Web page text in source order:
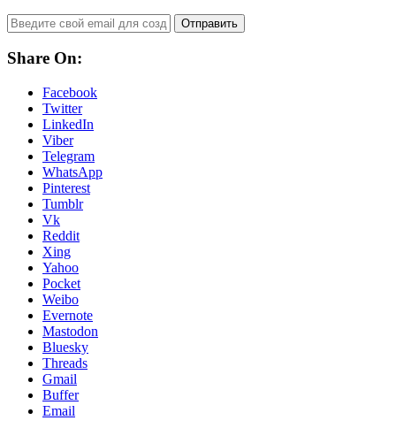
Отправить
Share On:
Facebook
Twitter
LinkedIn
Viber
Telegram
WhatsApp
Pinterest
Tumblr
Vk
Reddit
Xing
Yahoo
Pocket
Weibo
Evernote
Mastodon
Bluesky
Threads
Gmail
Buffer
Email